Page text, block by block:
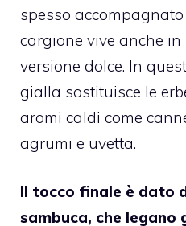
spesso
cargione vive anche
versione dolce. In
gialla sostituisce le
aromi caldi come
agrumi e uvetta.
Il tocco finale è dato
sambuca, che legano